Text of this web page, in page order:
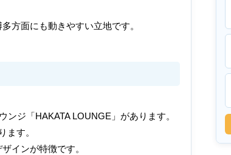
方面にも動きやすい立地です。
ンジ「HAKATA LOUNGE」があります。
ます。
インが特徴です。